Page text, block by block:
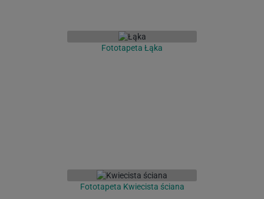
Fototapeta Łąka
Fototapeta Kwiecista ściana